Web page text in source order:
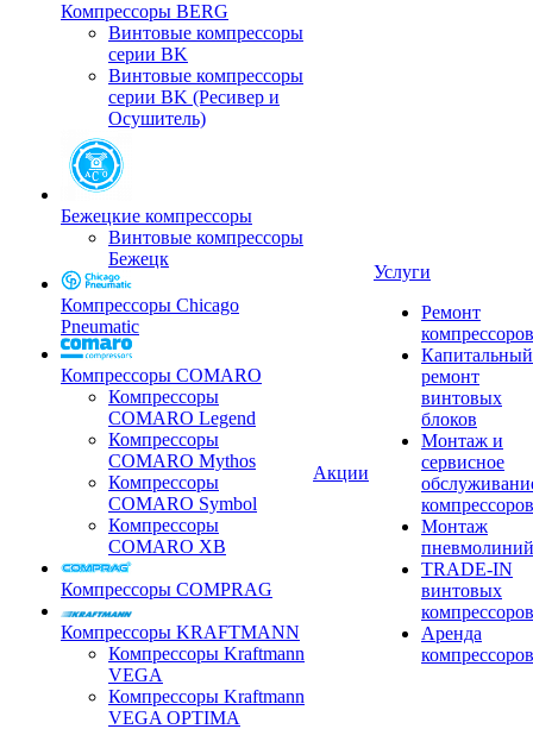
Компрессоры BERG
Винтовые компрессоры
серии BK
Винтовые компрессоры
серии BK (Ресивер и
Осушитель)
Бежецкие компрессоры
Винтовые компрессоры
Бежецк
Компрессоры Chicago
Pneumatic
Компрессоры COMARO
Компрессоры
COMARO Legend
Компрессоры
COMARO Mythos
Компрессоры
COMARO Symbol
Компрессоры
COMARO XB
Компрессоры COMPRAG
Компрессоры KRAFTMANN
Компрессоры Kraftmann
VEGA
Компрессоры Kraftmann
VEGA OPTIMA
Акции
Услуги
Ремонт
компрессоров
Капитальный
ремонт
винтовых
блоков
Монтаж и
сервисное
компрессоров
Монтаж
пневмолиний
TRADE-IN
винтовых
компрессоров
Аренда
компрессоров